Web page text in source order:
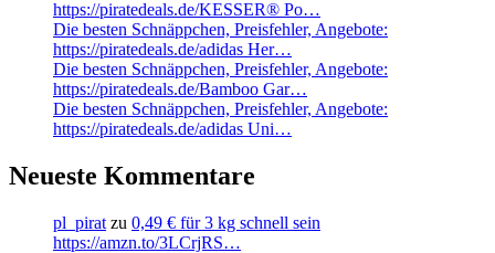
https://piratedeals.de/KESSER® Po…
Die besten Schnäppchen, Preisfehler, Angebote:
https://piratedeals.de/adidas Her…
Die besten Schnäppchen, Preisfehler, Angebote:
https://piratedeals.de/Bamboo Gar…
Die besten Schnäppchen, Preisfehler, Angebote:
https://piratedeals.de/adidas Uni…
Neueste Kommentare
pl_pirat zu 0,49 € für 3 kg schnell sein
https://amzn.to/3LCrjRS…